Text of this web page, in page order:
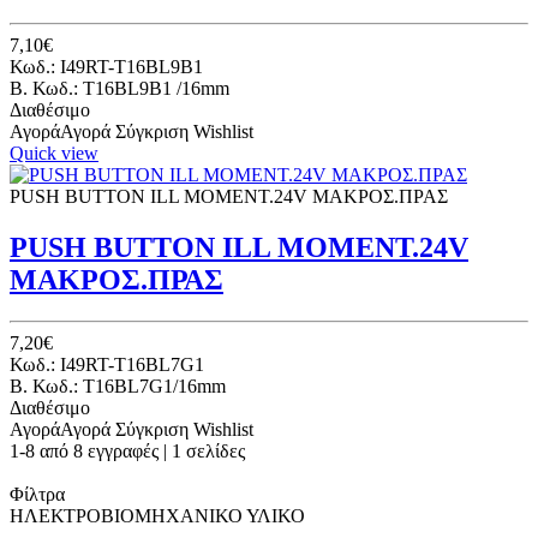
7,10€
Κωδ.: I49RT-T16BL9B1
B. Κωδ.: T16BL9B1 /16mm
Διαθέσιμο
ΑγοράΑγορά Σύγκριση Wishlist
Quick view
PUSH BUTTON ILL ΜΟΜΕΝΤ.24V ΜΑΚΡΟΣ.ΠΡΑΣ
PUSH BUTTON ILL MOMENT.24V
ΜΑΚΡΟΣ.ΠΡΑΣ
7,20€
Κωδ.: I49RT-T16BL7G1
B. Κωδ.: T16BL7G1/16mm
Διαθέσιμο
ΑγοράΑγορά Σύγκριση Wishlist
1-8 από 8 εγγραφές | 1 σελίδες
Φίλτρα
ΗΛΕΚΤΡΟΒΙΟΜΗΧΑΝΙΚΟ ΥΛΙΚΟ